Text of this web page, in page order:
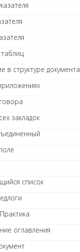
в структуре документа
закладок
список
оглавления